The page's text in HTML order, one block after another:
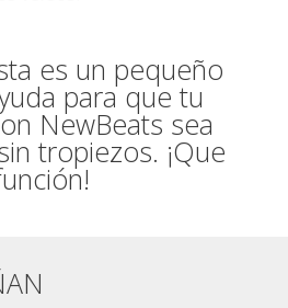
es un pequeño
para que tu
NewBeats sea
tropiezos. ¡Que